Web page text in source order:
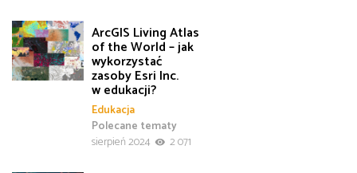
ArcGIS Living Atlas
of the World – jak
wykorzystać
zasoby Esri Inc.
w edukacji?
Edukacja
Polecane tematy
sierpień 2024
2 071